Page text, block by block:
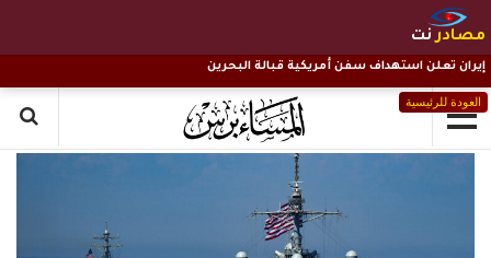
مصادرنت
العودة للرئيسية
إيران تعلن استهداف سفن أمريكية قبالة البحرين